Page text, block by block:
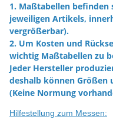
1. Maßtabellen befinden
jeweiligen Artikels,
vergrößerbar).
2. Um Kosten und
wichtig Maßtabellen zu
Jeder Hersteller
deshalb können Größen
(Keine Normung
Hilfestellung zum Messen: